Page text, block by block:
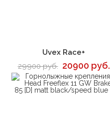
В корзину
Uvex Race+
29900 руб. 20900 руб.